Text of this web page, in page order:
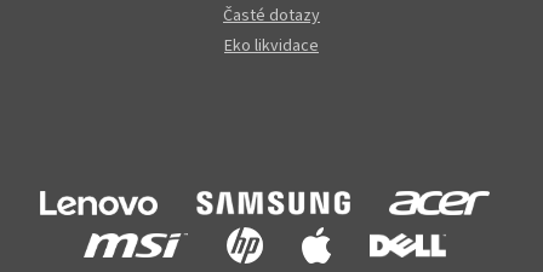
Časté dotazy
Eko likvidace